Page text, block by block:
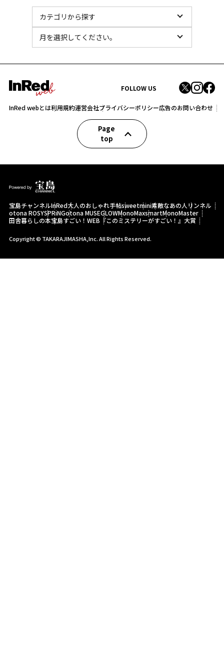
FOLLOW US
InRed webとは利用規約運営会社プライバシーポリシー広告のお問い合わせ
Page
top
宝島チャンネルInRed大人のおしゃれ手帖sweetmini素敵なあの人 リンネル
otona ROSYSPRiNGotona MUSEGLOWMonoMaxsmartMonoMaster
田舎暮らしの本宝島すごい！WEB 『このミステリーがすごい！』大賞
Copyright © TAKARAJIMASHA,Inc. All Rights Reserved.